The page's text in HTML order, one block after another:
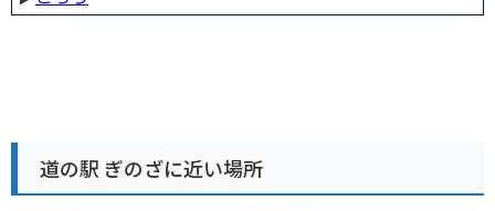
道の駅 ぎのざに近い場所